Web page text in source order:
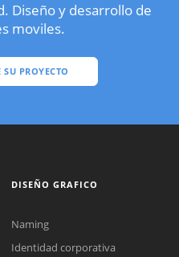
Diseño y desarrollo de
moviles.
PROYECTO
DISEÑO GRAFICO
Naming
Identidad corporativa